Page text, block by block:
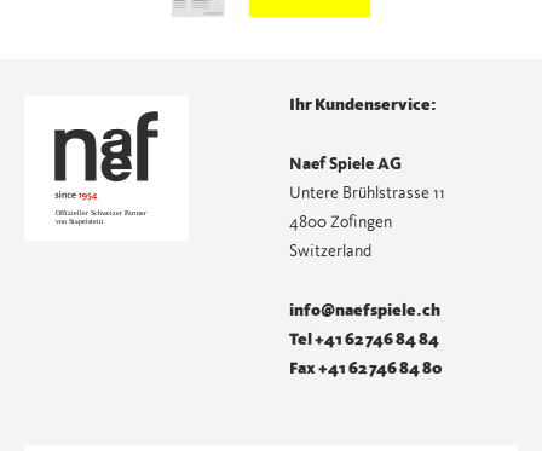
Ihr Kundenservice:
Naef Spiele AG
Untere Brühlstrasse 11
4800 Zofingen
Switzerland
info@naefspiele.ch
Tel +41 62 746 84 84
Fax +41 62 746 84 80